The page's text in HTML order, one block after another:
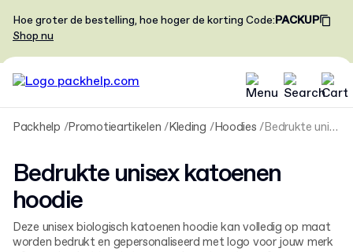
Hoe groter de bestelling, hoe hoger de korting Code:PACKUP
Shop nu
Packhelp Promotieartikelen Kleding Hoodies Bedrukte unisex katoenen hoodie
Bedrukte unisex katoenen
hoodie
Deze unisex biologisch katoenen hoodie kan volledig op maat
worden bedrukt en gepersonaliseerd met logo voor jouw merk